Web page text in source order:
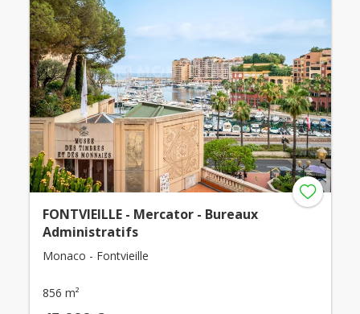
FONTVIEILLE - Mercator - Bureaux
Administratifs
Monaco - Fontvieille
856 m²